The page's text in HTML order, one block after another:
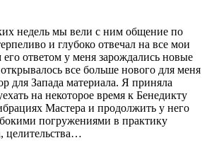
недель мы вели с ним общение по
и глубоко отвечал на все мои
ответом у меня зарождались новые
все больше нового для меня
для Запада материала. Я приняла
на некоторое время к Бенедикту
Мастера и продолжить у него
погружениями в практику
целительства…